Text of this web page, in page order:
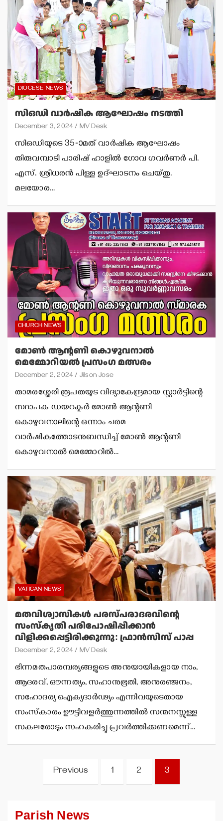
DIOCESE NEWS
സിഒഡി വാര്‍ഷിക ആഘോഷം നടത്തി
December 3, 2024 MV Desk
സിഒഡിയുടെ 35-ാമത് വാര്‍ഷിക ആഘോഷം
തിരുവമ്പാടി പാരിഷ് ഹാളില്‍ ഗോവ ഗവര്‍ണര്‍ പി.
എസ്. ശ്രീധരന്‍ പിള്ള ഉദ്ഘാടനം ചെയ്തു.
മലയോര…
CHURCH NEWS
മോണ്‍ ആന്റണി കൊഴുവനാല്‍
മെമ്മോറിയല്‍ പ്രസംഗ മത്സരം
December 2, 2024 Jilson Jose
താമരശ്ശേരി രൂപതയുട വിദ്യാകേന്ദ്രമായ സ്റ്റാര്‍ട്ടിന്റെ
സ്ഥാപക ഡയറക്ടര്‍ മോണ്‍ ആന്റണി
കൊഴുവനാലിന്റെ ഒന്നാം ചരമ
വാര്‍ഷികത്തോടനുബന്ധിച്ച് മോണ്‍ ആന്റണി
കൊഴുവനാല്‍ മെമ്മോറില്‍…
VATICAN NEWS
മതവിശ്വാസികള്‍ പരസ്പരാദരവിന്റെ
സംസ്‌കൃതി പരിപോഷിപ്പിക്കാന്‍
വിളിക്കപ്പെട്ടിരിക്കുന്നു: ഫ്രാന്‍സിസ് പാപ്പ
December 2, 2024 MV Desk
ഭിന്നമതപാരമ്പര്യങ്ങളുടെ അനുയായികളായ നാം,
ആദരവ്, ഔന്നത്യം, സഹാനുഭൂതി, അനുരഞ്ജനം,
സഹോദര്യ ഐക്യദാര്‍ഢ്യം എന്നിവയുടെതായ
സംസ്‌കാരം ഊട്ടിവളര്‍ത്തുന്നത്തില്‍ സന്മനസ്സുള്ള
സകലരോടും സഹകരിച്ചു പ്രവര്‍ത്തിക്കണമെന്ന്…
pagination
Previous 1 2 3
Parish News